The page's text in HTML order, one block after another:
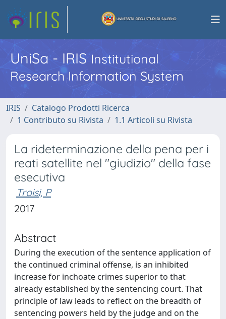
UniSa - IRISInstitutional
Research Information System
IRIS
Catalogo Prodotti Ricerca
1 Contributo su Rivista
1.1 Articoli su Rivista
La rideterminazione della pena per i
reati satellite nel "giudizio" della fase
esecutiva
Troisi, P
2017
Abstract
During the execution of the sentence application of
the continued criminal offense, is an inhibited
increase for inchoate crimes superior to that
already established by the sentencing court. That
principle of law leads to reflect on the breadth of
sentencing powers held by the judge and on the